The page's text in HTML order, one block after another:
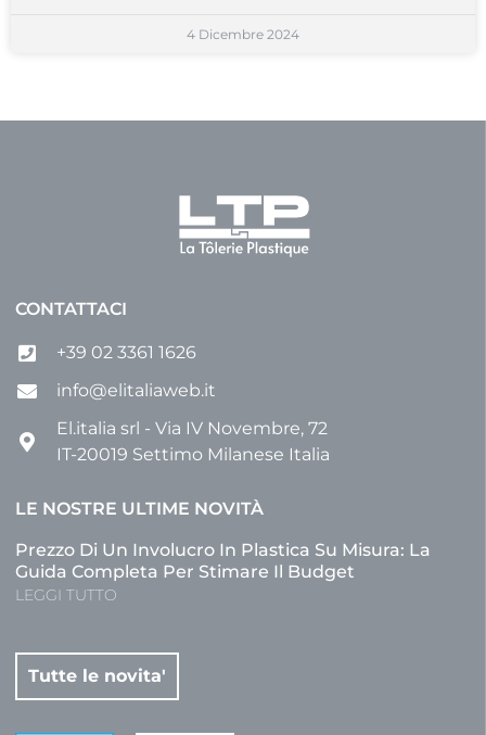
4 Dicembre 2024
CONTATTACI
+39 02 3361 1626
info@elitaliaweb.it
El.italia srl - Via IV Novembre, 72
IT-20019 Settimo Milanese Italia
LE NOSTRE ULTIME NOVITÀ
Prezzo Di Un Involucro In Plastica Su Misura: La
Guida Completa Per Stimare Il Budget
LEGGI TUTTO
Tutte le novita'